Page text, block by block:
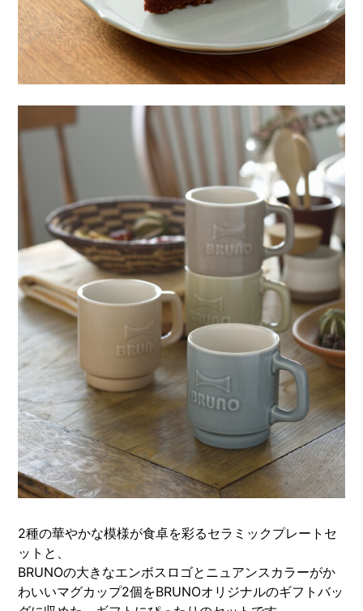
2種の華やかな模様が食卓を彩るセラミックプレートセ
ットと、
BRUNOの大きなエンボスロゴとニュアンスカラーがか
わいいマグカップ2個をBRUNOオリジナルのギフトバッ